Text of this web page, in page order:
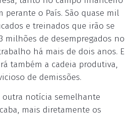
perante o País. São quase mil
e treinados que irão se
milhões de desempregados no
há mais de dois anos. E
também a cadeia produtiva,
de demissões.
outra notícia semelhante
mais diretamente os